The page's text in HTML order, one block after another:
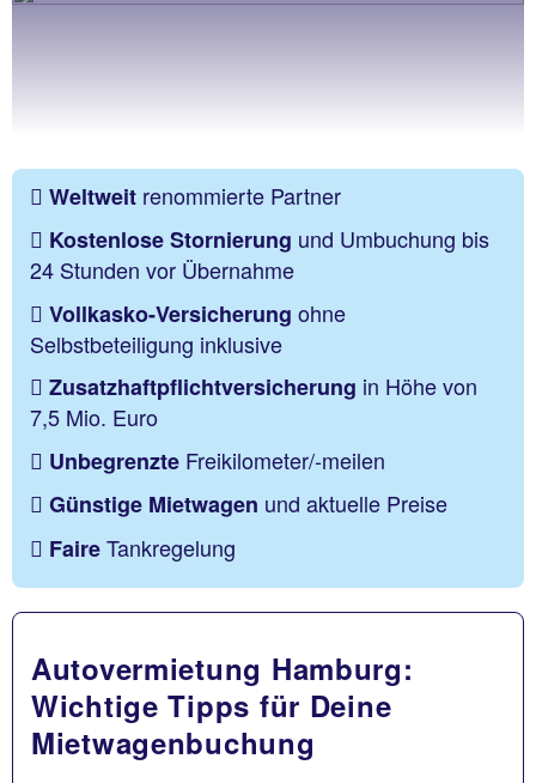
Weltweit renommierte Partner
Kostenlose Stornierung und Umbuchung bis
24 Stunden vor Übernahme
Vollkasko-Versicherung ohne
Selbstbeteiligung inklusive
Zusatzhaftpflichtversicherung in Höhe von
7,5 Mio. Euro
Unbegrenzte Freikilometer/-meilen
Günstige Mietwagen und aktuelle Preise
FaireTankregelung
Autovermietung Hamburg:
Wichtige Tipps für Deine
Mietwagenbuchung